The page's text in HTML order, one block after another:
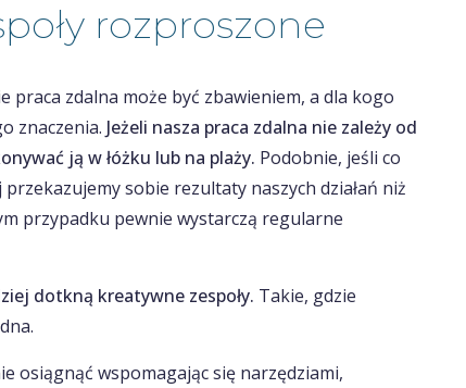
rozproszone
zdalna może być zbawieniem, a dla kogo
znaczenia. Jeżeli nasza praca zdalna nie zależy od
ją w łóżku lub na plaży. Podobnie, jeśli co
sobie rezultaty naszych działań niż
przypadku pewnie wystarczą regularne
dotkną kreatywne zespoły. Takie, gdzie
osiągnąć wspomagając się narzędziami,